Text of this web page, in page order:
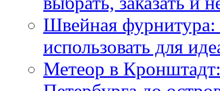
Швейная фурнитура:
использовать для
Метеор в